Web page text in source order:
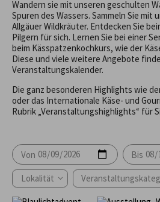
Wandern sie mit unseren geschulten
Spuren des Wassers. Sammeln Sie
Allgäuer Wildkräuter. Entdecken Sie
Pilgern für sich. Lernen Sie bei einer
beim Kässpatzenkochkurs, wie der
Diese und viele weitere Angebote
Veranstaltungskalender.
Die ganz besonderen Highlights wie
oder das Internationale Käse- und
Rubrik „Veranstaltungshighlights“ für
Von Bis
Lokalität